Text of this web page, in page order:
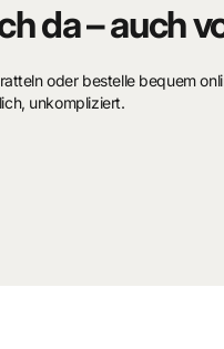
da – auch
oder bestelle bequem
unkompliziert.